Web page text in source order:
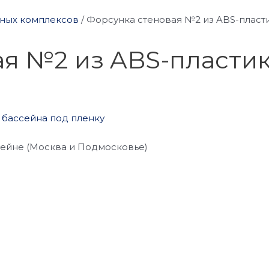
комплексов / Форсунка стеновая №2 из ABS-
№2 из ABS-
(Москва и Подмосковье)